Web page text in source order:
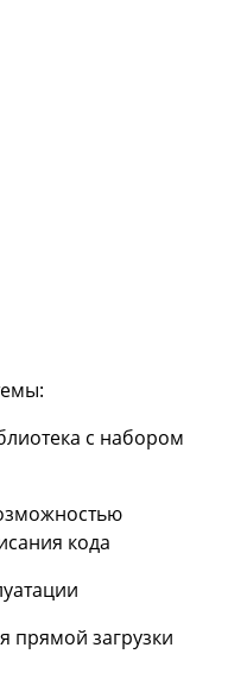
с набором
кода
прямой загрузки